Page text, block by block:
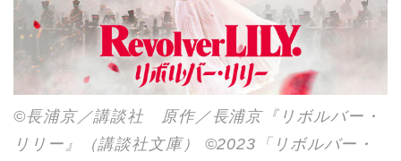
©長浦京／講談社 原作／長浦京『リボルバー・
リリー』（講談社文庫） ©2023「リボルバー・